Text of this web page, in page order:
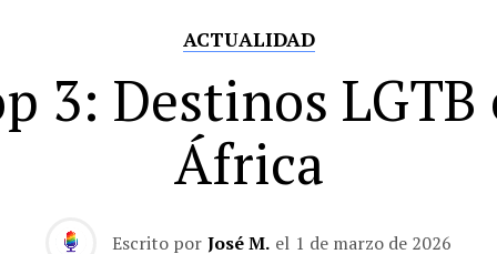
ACTUALIDAD
3: Destinos LGTB
África
Escrito por José M. el 1 de marzo de 2026